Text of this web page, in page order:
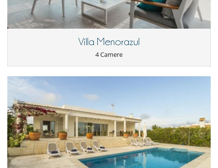
Frullatore
Lavastoviglie
Lavatrice
Villa Menorazul
4 Camere